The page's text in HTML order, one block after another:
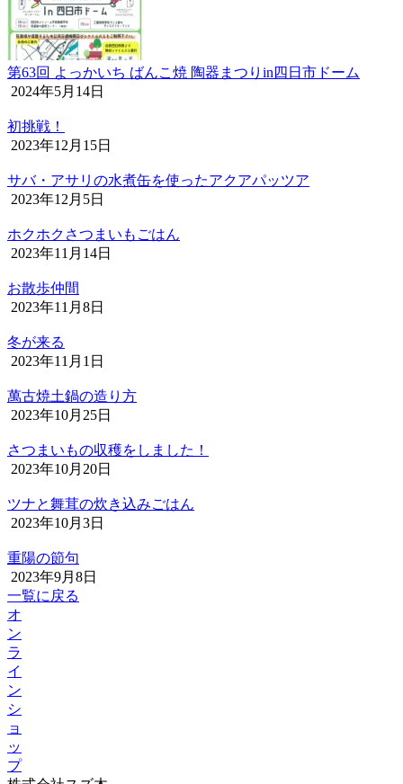
第63回 よっかいち ばんこ焼 陶器まつりin四日市ドーム
2024年5月14日
初挑戦！
2023年12月15日
サバ・アサリの水煮缶を使ったアクアパッツア
2023年12月5日
ホクホクさつまいもごはん
2023年11月14日
お散歩仲間
2023年11月8日
冬が来る
2023年11月1日
萬古焼土鍋の造り方
2023年10月25日
さつまいもの収穫をしました！
2023年10月20日
ツナと舞茸の炊き込みごはん
2023年10月3日
重陽の節句
2023年9月8日
一覧に戻る
オ
ン
ラ
イ
ン
シ
ョ
ッ
プ